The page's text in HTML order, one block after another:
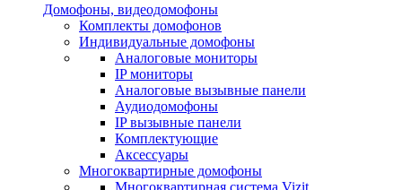
Домофоны, видеодомофоны
Комплекты домофонов
Индивидуальные домофоны
Аналоговые мониторы
IP мониторы
Аналоговые вызывные панели
Аудиодомофоны
IP вызывные панели
Комплектующие
Аксессуары
Многоквартирные домофоны
Многоквартирная система Vizit